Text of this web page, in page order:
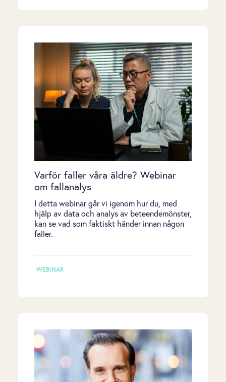
Varför faller våra äldre? Webinar
om fallanalys
I detta webinar går vi igenom hur du, med
hjälp av data och analys av beteendemönster,
kan se vad som faktiskt händer innan någon
faller.
WEBINAR